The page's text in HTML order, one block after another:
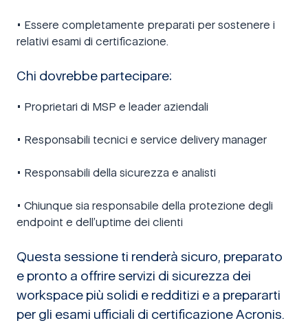
• Essere completamente preparati per sostenere i
relativi esami di certificazione.
Chi dovrebbe partecipare:
• Proprietari di MSP e leader aziendali
• Responsabili tecnici e service delivery manager
• Responsabili della sicurezza e analisti
• Chiunque sia responsabile della protezione degli
endpoint e dell’uptime dei clienti
Questa sessione ti renderà sicuro, preparato
e pronto a offrire servizi di sicurezza dei
workspace più solidi e redditizi e a prepararti
per gli esami ufficiali di certificazione Acronis.